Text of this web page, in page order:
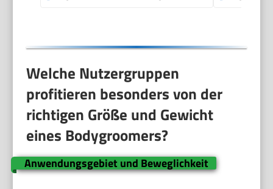
Welche Nutzergruppen
profitieren besonders von der
richtigen Größe und Gewicht
eines Bodygroomers?
Anwendungsgebiet und Beweglichkeit